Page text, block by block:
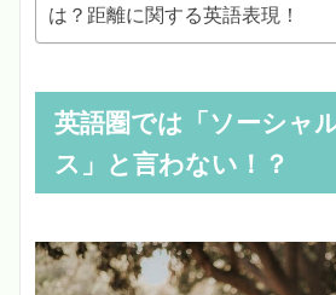
は？距離に関する英語表現！
英語圏では「ソーシャ
ス」と言わない！？